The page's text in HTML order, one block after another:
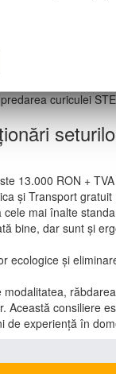
pentru
a oferi elevilor
curiculei
13.000 RON + TVA
și Transport
mai înalte
bine, dar sunt și
ecologice și
consiliere
de experiență în